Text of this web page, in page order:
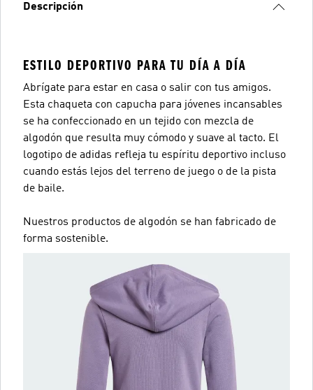
Descripción
ESTILO DEPORTIVO PARA TU DÍA A DÍA
Abrígate para estar en casa o salir con tus amigos.
Esta chaqueta con capucha para jóvenes incansables
se ha confeccionado en un tejido con mezcla de
algodón que resulta muy cómodo y suave al tacto. El
logotipo de adidas refleja tu espíritu deportivo incluso
cuando estás lejos del terreno de juego o de la pista
de baile.
Nuestros productos de algodón se han fabricado de
forma sostenible.